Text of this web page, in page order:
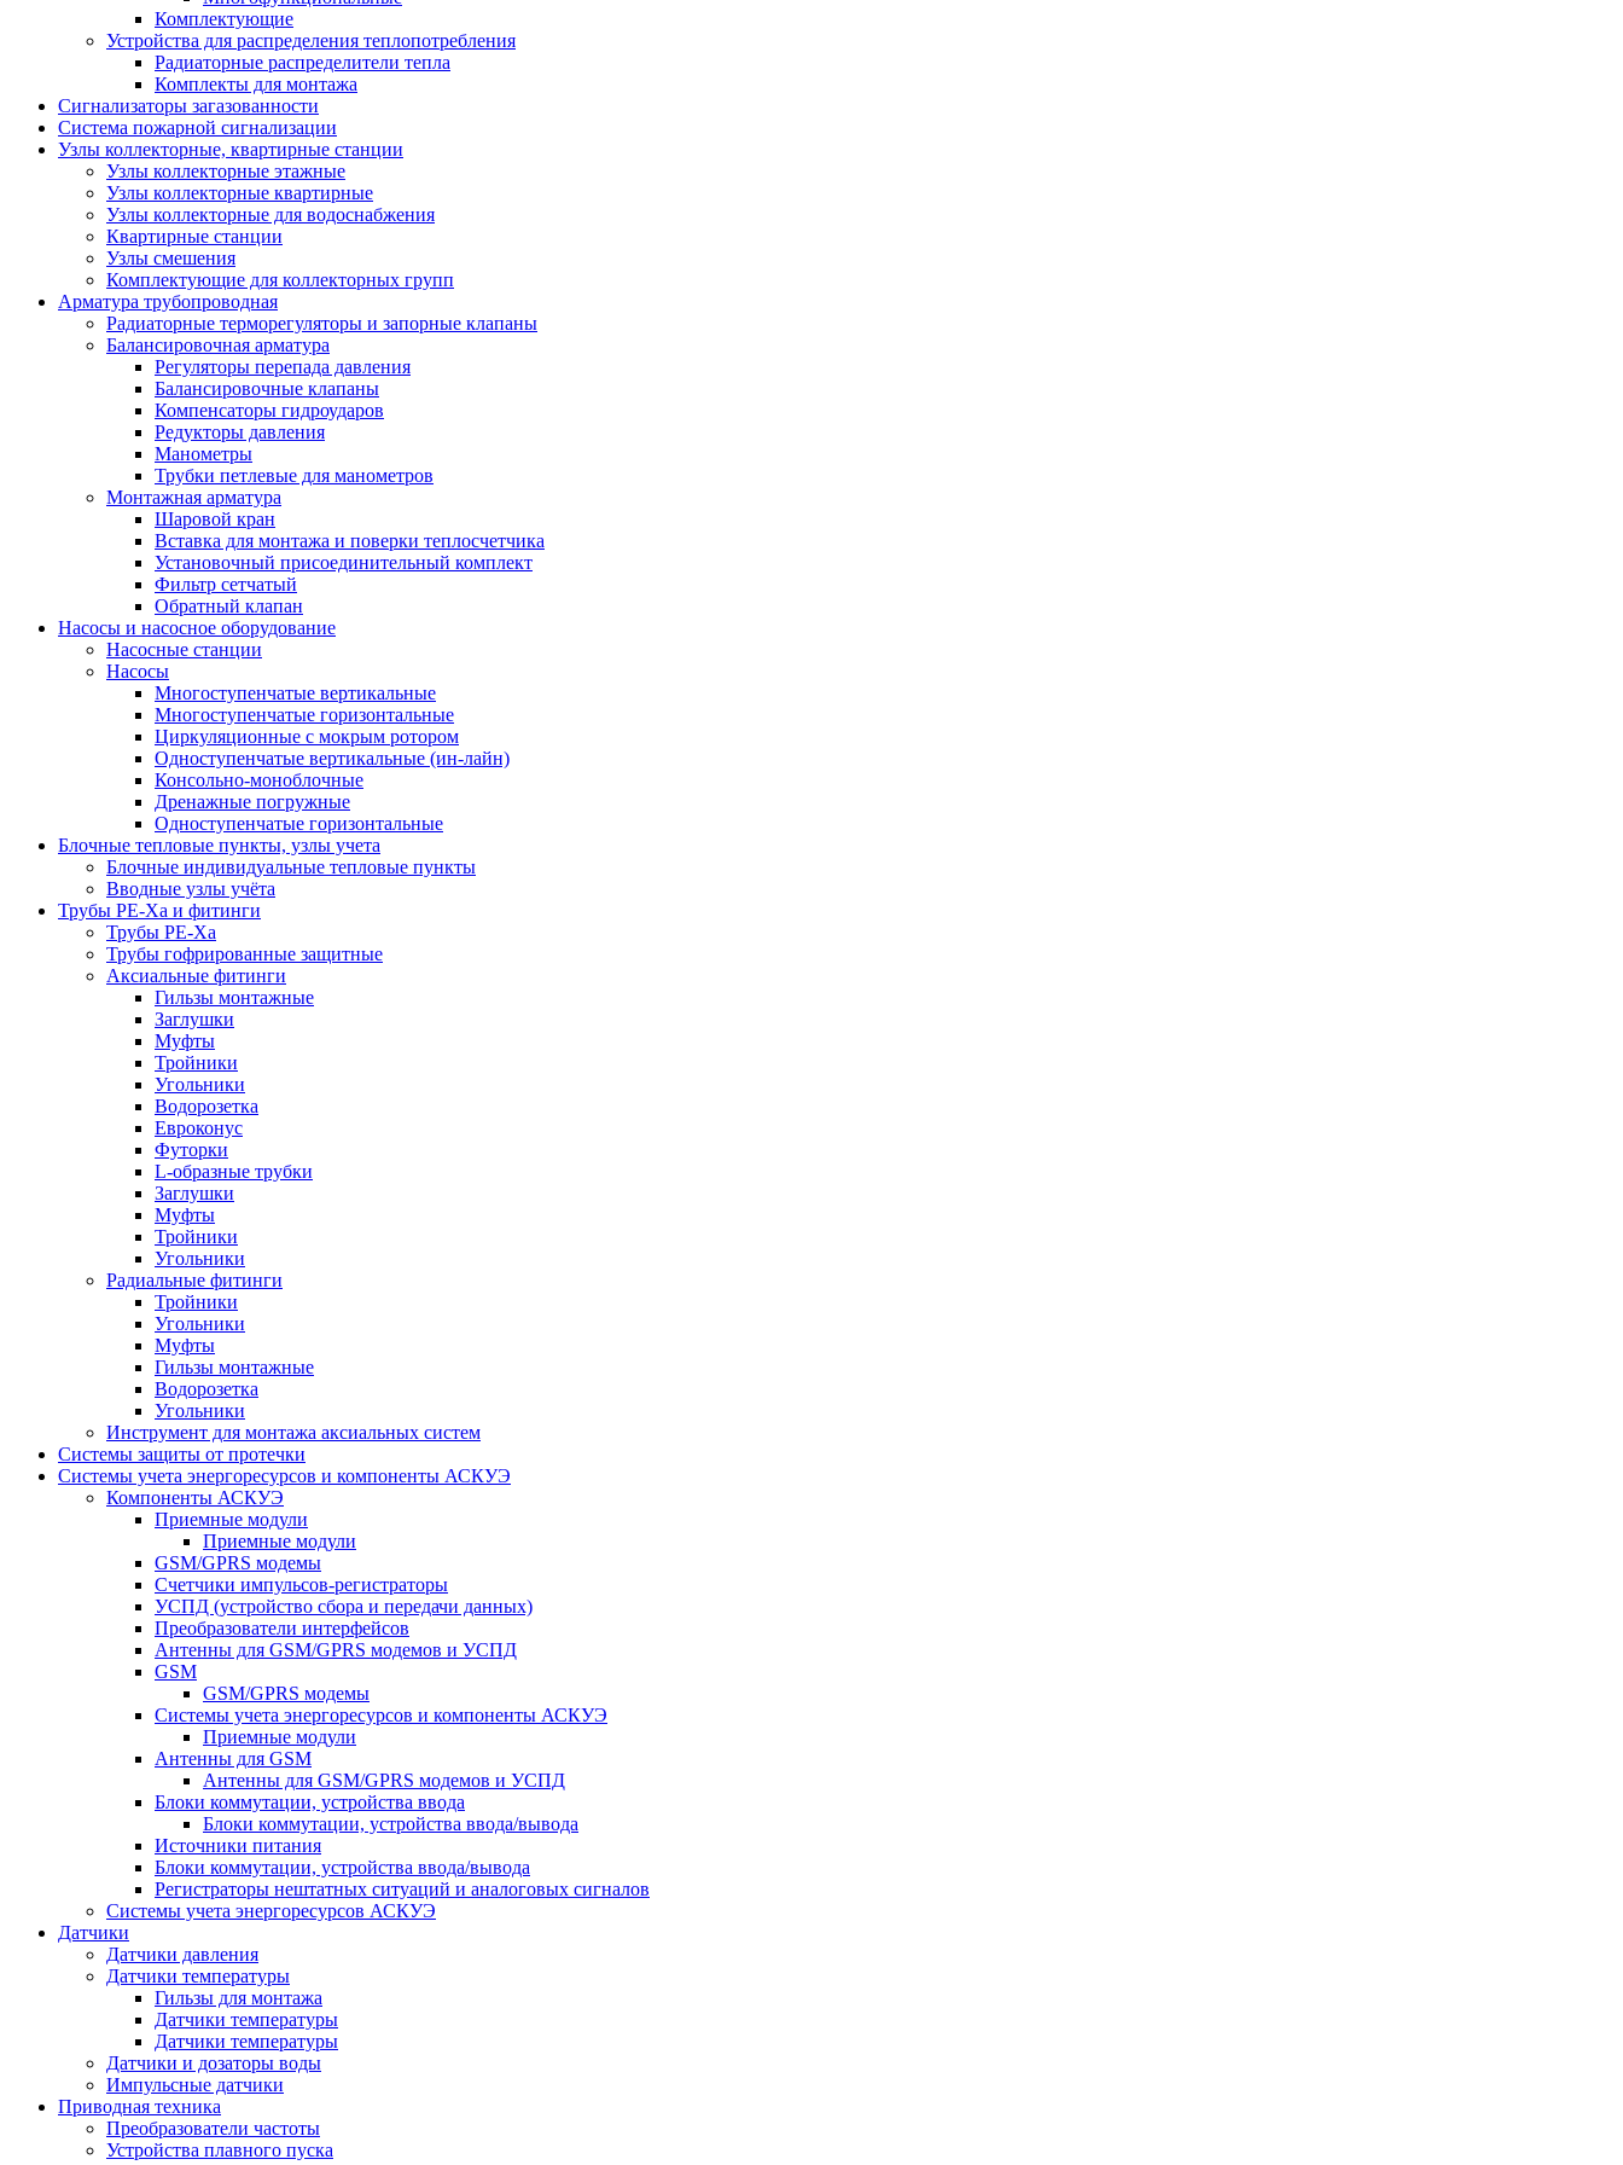
Комплектующие
Устройства для распределения теплопотребления
Радиаторные распределители тепла
Комплекты для монтажа
Сигнализаторы загазованности
Система пожарной сигнализации
Узлы коллекторные, квартирные станции
Узлы коллекторные этажные
Узлы коллекторные квартирные
Узлы коллекторные для водоснабжения
Квартирные станции
Узлы смешения
Комплектующие для коллекторных групп
Арматура трубопроводная
Радиаторные терморегуляторы и запорные клапаны
Балансировочная арматура
Регуляторы перепада давления
Балансировочные клапаны
Компенсаторы гидроударов
Редукторы давления
Манометры
Трубки петлевые для манометров
Монтажная арматура
Шаровой кран
Вставка для монтажа и поверки теплосчетчика
Установочный присоединительный комплект
Фильтр сетчатый
Обратный клапан
Насосы и насосное оборудование
Насосные станции
Насосы
Многоступенчатые вертикальные
Многоступенчатые горизонтальные
Циркуляционные с мокрым ротором
Одноступенчатые вертикальные (ин-лайн)
Консольно-моноблочные
Дренажные погружные
Одноступенчатые горизонтальные
Блочные тепловые пункты, узлы учета
Блочные индивидуальные тепловые пункты
Вводные узлы учёта
Трубы РЕ-Ха и фитинги
Трубы РЕ-Ха
Трубы гофрированные защитные
Аксиальные фитинги
Гильзы монтажные
Заглушки
Муфты
Тройники
Угольники
Водорозетка
Евроконус
Футорки
L-образные трубки
Заглушки
Муфты
Тройники
Угольники
Радиальные фитинги
Тройники
Угольники
Муфты
Гильзы монтажные
Водорозетка
Угольники
Инструмент для монтажа аксиальных систем
Системы защиты от протечки
Системы учета энергоресурсов и компоненты АСКУЭ
Компоненты АСКУЭ
Приемные модули
Приемные модули
GSM/GPRS модемы
Счетчики импульсов-регистраторы
УСПД (устройство сбора и передачи данных)
Преобразователи интерфейсов
Антенны для GSM/GPRS модемов и УСПД
GSM
GSM/GPRS модемы
Системы учета энергоресурсов и компоненты АСКУЭ
Приемные модули
Антенны для GSM
Антенны для GSM/GPRS модемов и УСПД
Блоки коммутации, устройства ввода
Блоки коммутации, устройства ввода/вывода
Источники питания
Блоки коммутации, устройства ввода/вывода
Регистраторы нештатных ситуаций и аналоговых сигналов
Системы учета энергоресурсов АСКУЭ
Датчики
Датчики давления
Датчики температуры
Гильзы для монтажа
Датчики температуры
Датчики температуры
Датчики и дозаторы воды
Импульсные датчики
Приводная техника
Преобразователи частоты
Устройства плавного пуска